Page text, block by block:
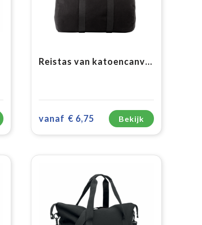
Reistas van katoencanvas
vanaf € 6,75 Bekijk